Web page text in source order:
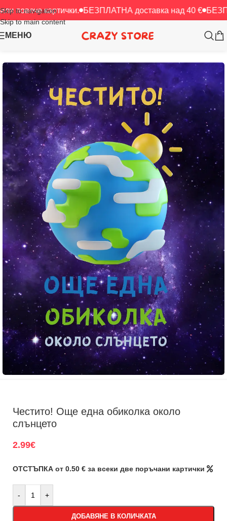
Skip to navigation
Skip to main content
картички. БЕЗПЛАТНА доставка над 40 € БЕЗПЛАТНА
МЕНЮ
Честито! Още една обиколка около
слънцето
2.99€
ОТСТЪПКА от 0.50 € за всеки две поръчани картички
- +
ДОБАВЯНЕ В КОЛИЧКАТА